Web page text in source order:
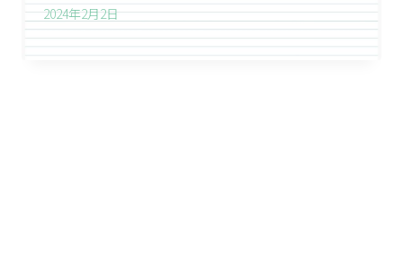
2024年2月2日